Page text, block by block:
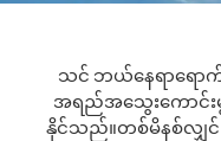
သင် ဘယ်နေရာရောက်
အရည်အသွေးကောင်း
နိုင်သည်။တစ်မိနစ်လျှင်